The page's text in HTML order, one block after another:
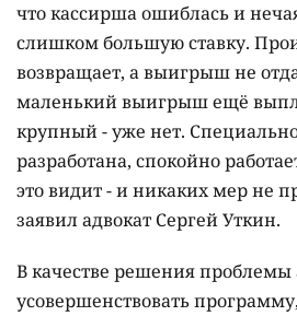
что кассирша ошиблась и
слишком большую ставку.
возвращает, а выигрыш не
маленький выигрыш ещё
крупный - уже нет.
разработана, спокойно
это видит - и никаких мер не
заявил адвокат Сергей Уткин.
В качестве решения проблемы
усовершенствовать